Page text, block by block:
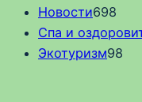
Новости698
Спа и
Экотуризм98